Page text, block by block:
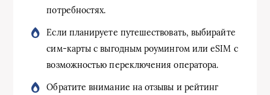
потребностях.
Если планируете путешествовать, выбирайте
сим-карты с выгодным роумингом или eSIM с
возможностью переключения оператора.
Обратите внимание на отзывы и рейтинг